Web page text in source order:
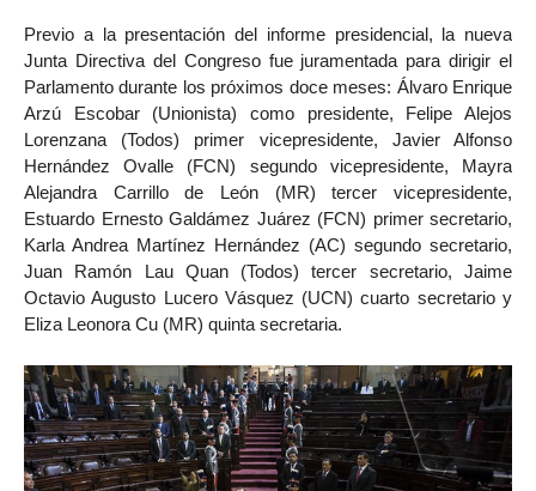
Previo a la presentación del informe presidencial, la nueva
Junta Directiva del Congreso fue juramentada para dirigir el
Parlamento durante los próximos doce meses: Álvaro Enrique
Arzú Escobar (Unionista) como presidente, Felipe Alejos
Lorenzana (Todos) primer vicepresidente, Javier Alfonso
Hernández Ovalle (FCN) segundo vicepresidente, Mayra
Alejandra Carrillo de León (MR) tercer vicepresidente,
Estuardo Ernesto Galdámez Juárez (FCN) primer secretario,
Karla Andrea Martínez Hernández (AC) segundo secretario,
Juan Ramón Lau Quan (Todos) tercer secretario, Jaime
Octavio Augusto Lucero Vásquez (UCN) cuarto secretario y
Eliza Leonora Cu (MR) quinta secretaria.